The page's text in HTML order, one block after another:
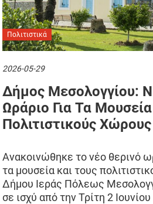
Πολιτιστικά
2026-05-29
Δήμος Μεσολογγίου:
Ωράριο Για Τα
Πολιτιστικούς Χώρους
Ανακοινώθηκε το νέο θερινό
τα μουσεία και τους
Δήμου Ιεράς Πόλεως
σε ισχύ από την Τρίτη 2